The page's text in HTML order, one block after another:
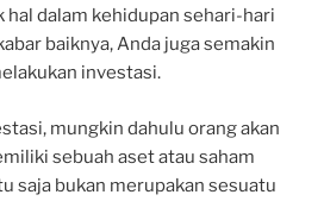
hal dalam kehidupan sehari-hari
baiknya, Anda juga semakin
investasi.
mungkin dahulu orang akan
sebuah aset atau saham
saja bukan merupakan sesuatu